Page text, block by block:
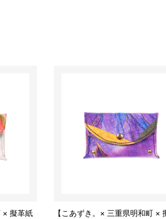
× 擬革紙
【こあずき。× 三重県明和町 ×